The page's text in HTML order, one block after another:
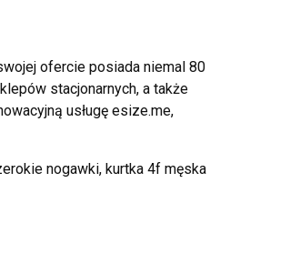
ofercie posiada niemal 80
stacjonarnych, a także
usługę esize.me,
nogawki, kurtka 4f męska